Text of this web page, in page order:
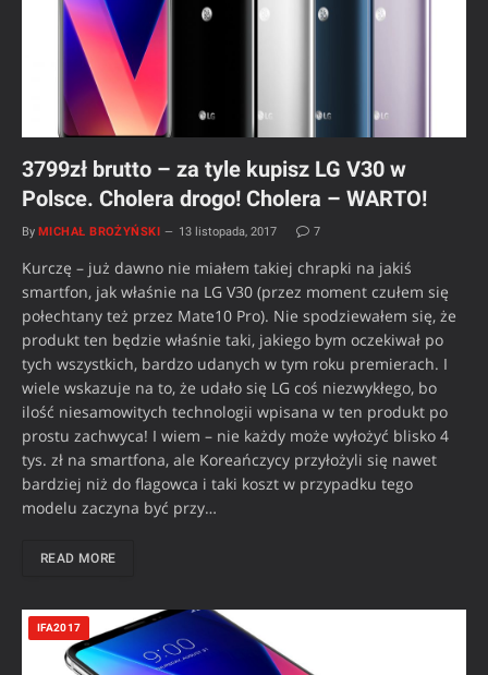
3799zł brutto – za tyle kupisz LG V30 w
Polsce. Cholera drogo! Cholera – WARTO!
By MICHAŁ BROŻYŃSKI 13 listopada, 2017 7
Kurczę – już dawno nie miałem takiej chrapki na jakiś
smartfon, jak właśnie na LG V30 (przez moment czułem się
połechtany też przez Mate10 Pro). Nie spodziewałem się, że
produkt ten będzie właśnie taki, jakiego bym oczekiwał po
tych wszystkich, bardzo udanych w tym roku premierach. I
wiele wskazuje na to, że udało się LG coś niezwykłego, bo
ilość niesamowitych technologii wpisana w ten produkt po
prostu zachwyca! I wiem – nie każdy może wyłożyć blisko 4
tys. zł na smartfona, ale Koreańczycy przyłożyli się nawet
bardziej niż do flagowca i taki koszt w przypadku tego
modelu zaczyna być przy…
READ MORE
IFA2017